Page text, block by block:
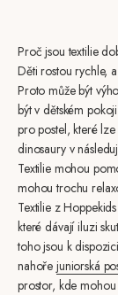
Proč jsou textilie
Děti rostou rychle,
Proto může být
být v dětském
pro postel, které
dinosaury v
Textilie mohou
mohou trochu
Textilie z
které dávají iluzi
toho jsou k
nahořejuniorská
prostor, kde mohou